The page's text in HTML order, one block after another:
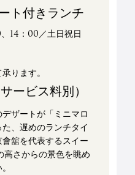
ト付きランチ
、14：00／土日祝日
ります。
ービス料別）
ザートが「ミニマロ
、遅めのランチタイ
舘を代表するスイー
さからの景色を眺め